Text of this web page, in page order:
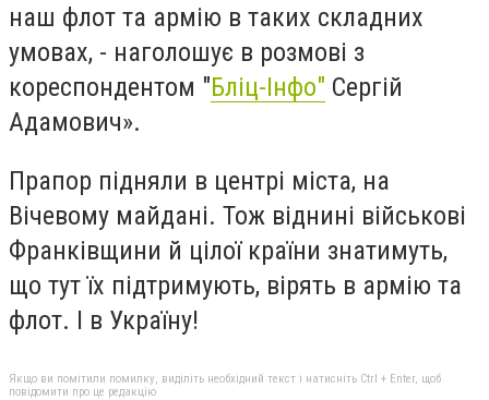
наш флот та армію в таких складних
умовах, - наголошує в розмові з
кореспондентом "Бліц-Інфо" Сергій
Адамович».
Прапор підняли в центрі міста, на
Вічевому майдані. Тож віднині військові
Франківщини й цілої країни знатимуть,
що тут їх підтримують, вірять в армію та
флот. І в Україну!
Якщо ви помітили помилку, виділіть необхідний текст і натисніть Ctrl + Enter, щоб
повідомити про це редакцію